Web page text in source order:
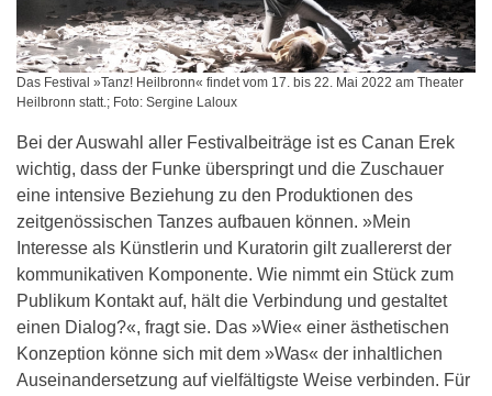
Das Festival »Tanz! Heilbronn« findet vom 17. bis 22. Mai 2022 am Theater
Heilbronn statt.; Foto: Sergine Laloux
Bei der Auswahl aller Festivalbeiträge ist es Canan Erek
wichtig, dass der Funke überspringt und die Zuschauer
eine intensive Beziehung zu den Produktionen des
zeitgenössischen Tanzes aufbauen können. »Mein
Interesse als Künstlerin und Kuratorin gilt zuallererst der
kommunikativen Komponente. Wie nimmt ein Stück zum
Publikum Kontakt auf, hält die Verbindung und gestaltet
einen Dialog?«, fragt sie. Das »Wie« einer ästhetischen
Konzeption könne sich mit dem »Was« der inhaltlichen
Auseinandersetzung auf vielfältigste Weise verbinden. Für